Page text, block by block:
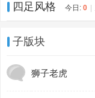
四足风格 今日: 0
子版块
狮子老虎